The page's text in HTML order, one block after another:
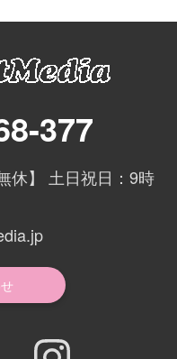
377
休】 土日祝日：9時